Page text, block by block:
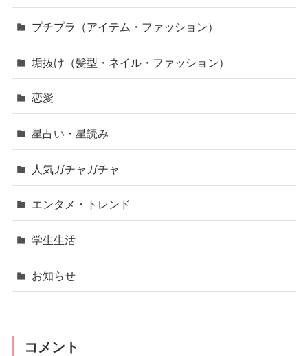
プチプラ（アイテム・ファッション）
垢抜け（髪型・ネイル・ファッション）
恋愛
星占い・星読み
人気ガチャガチャ
エンタメ・トレンド
学生生活
お知らせ
コメント